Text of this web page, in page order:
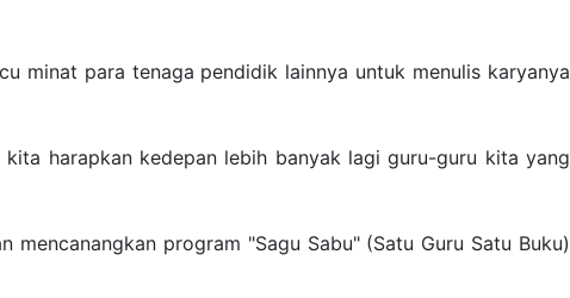
minat para tenaga pendidik lainnya untuk menulis karyanya
kita harapkan kedepan lebih banyak lagi guru-guru kita yang
program "Sagu Sabu" (Satu Guru Satu Buku)